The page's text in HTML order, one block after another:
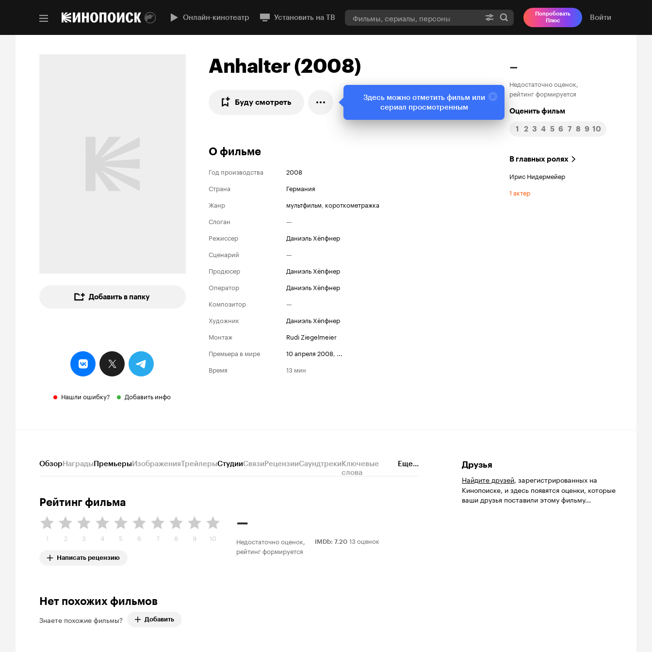
Онлайн-кинотеатр Установить на ТВ
Попробовать
Плюс
Войти
Добавить в папку
Нашли ошибку? Добавить инфо
Anhalter (2008)
Буду смотреть
–
Недостаточно оценок,
рейтинг формируется
Оценить фильм
1 2 3 4 5 6 7 8 9 10
О фильме
Год производства
2008
Страна
Германия
Жанр
мультфильм, короткометражка
Слоган
—
Режиссер
Даниэль Хёпфнер
Сценарий
—
Продюсер
Даниэль Хёпфнер
Оператор
Даниэль Хёпфнер
Композитор
—
Художник
Даниэль Хёпфнер
Монтаж
Rudi Ziegelmeier
Премьера в мире
10 апреля 2008, ...
Время
13 мин
В главных ролях
Ирис Нидермейер
1 актер
ОбзорНаградыПремьерыИзображенияТрейлерыСтудииСвязиРецензииСаундтрекиКлючевые
слова
Еще...
Рейтинг фильма
1 2 3 4 5 6 7 8 9 10
Написать рецензию
–
Недостаточно оценок,
рейтинг формируется
IMDb: 7.20 13 оценок
Нет похожих фильмов
Знаете похожие фильмы? Добавить
Друзья
Найдите друзей, зарегистрированных на
Кинопоиске, и здесь появятся оценки, которые
ваши друзья поставили этому фильму...
Здесь можно отметить фильм или
сериал просмотренным